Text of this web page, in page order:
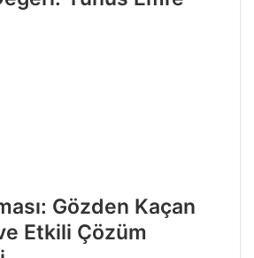
Gözden Kaçan
Etkili Çözüm